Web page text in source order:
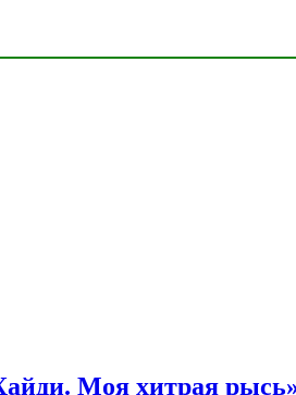
Моя хитрая